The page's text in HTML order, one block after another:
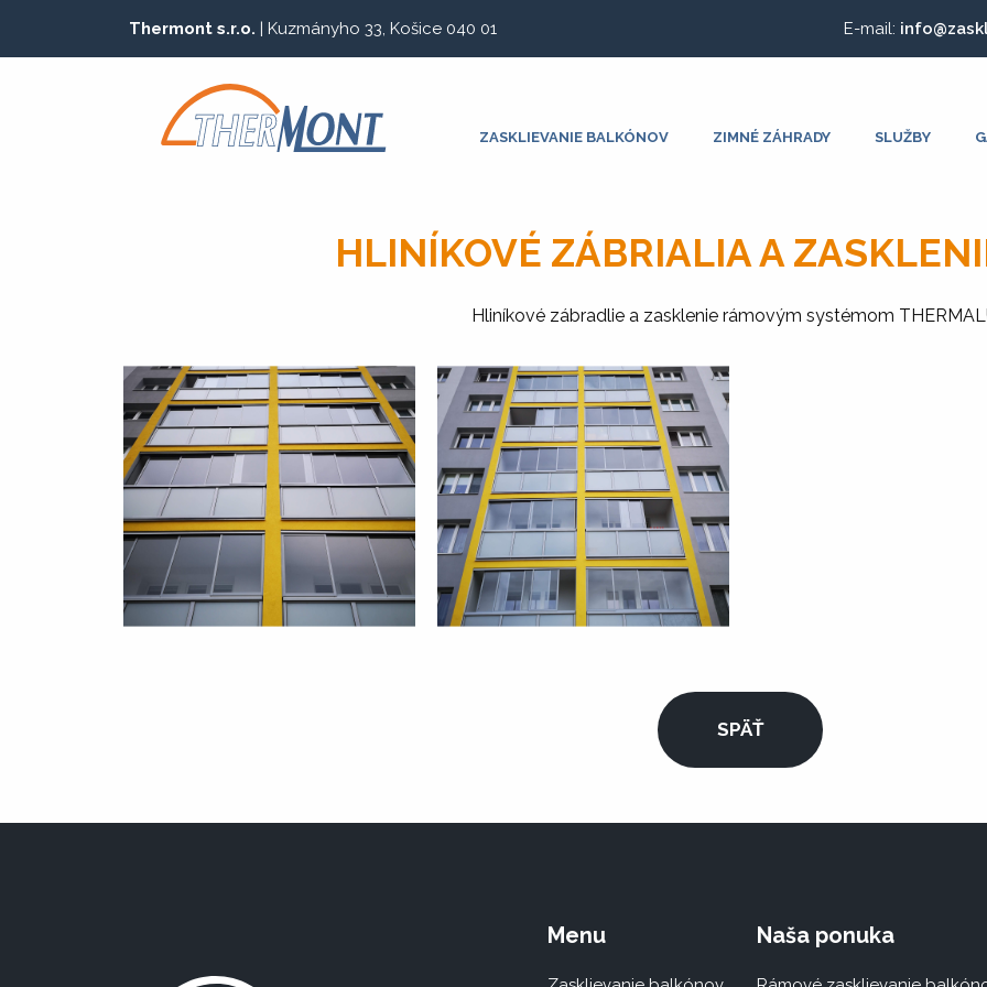
Thermont s.r.o. | Kuzmányho 33, Košice 040 01 E-mail:
ZASKLIEVANIE BALKÓNOV ZIMNÉ ZÁHRADY SLUŽBY
HLINÍKOVÉ ZÁBRIALIA A
Hliníkové zábradlie a zasklenie rámovým systémom
SPÄŤ
Menu Naša ponuka